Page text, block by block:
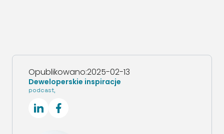
Opublikowano:2025-02-13
Deweloperskie inspiracje
podcast,
SocialLinkedIn SocialFacebook